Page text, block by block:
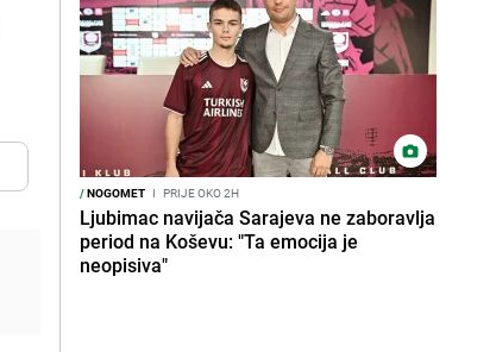
/NOGOMET I PRIJE OKO 2H
Ljubimac navijača Sarajeva ne zaboravlja
period na Koševu: "Ta emocija je
neopisiva"